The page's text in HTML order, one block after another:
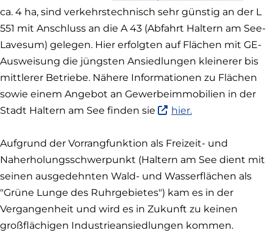
ca. 4 ha, sind verkehrstechnisch sehr günstig an der L
551 mit Anschluss an die A 43 (Abfahrt Haltern am See-
Lavesum) gelegen. Hier erfolgten auf Flächen mit GE-
Ausweisung die jüngsten Ansiedlungen kleinerer bis
mittlerer Betriebe. Nähere Informationen zu Flächen
sowie einem Angebot an Gewerbeimmobilien in der
Stadt Haltern am See finden sie
hier.
und
öffnet
in
neuem
Aufgrund der Vorrangfunktion als Freizeit- und
Naherholungsschwerpunkt (Haltern am See dient mit
seinen ausgedehnten Wald- und Wasserflächen als
"Grüne Lunge des Ruhrgebietes") kam es in der
Vergangenheit und wird es in Zukunft zu keinen
großflächigen Industrieansiedlungen kommen.